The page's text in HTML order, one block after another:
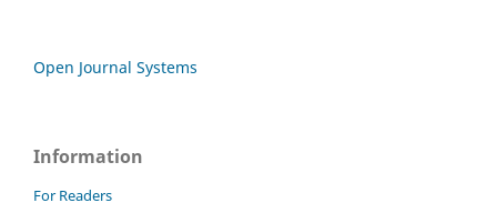
Open Journal Systems
Information
For Readers